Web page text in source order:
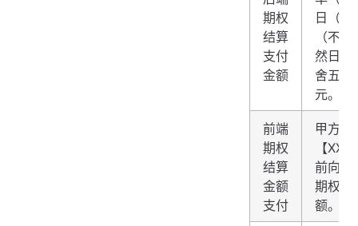
期权
结算
支付
金额
日（含
（不
然日
舍五入
元。
前端
期权
结算
金额
支付
甲方在
【XX
前向乙
期权结
额。